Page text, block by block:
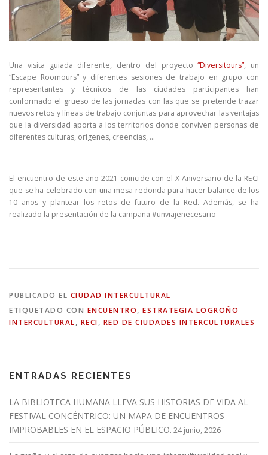
Una visita guiada diferente, dentro del proyecto“Diversitours”, un
“Escape Roomours” y diferentes sesiones de trabajo en grupo con
representantes y técnicos de las ciudades participantes han
conformado el grueso de las jornadas con las que se pretende trazar
nuevos retos y líneas de trabajo conjuntas para aprovechar las ventajas
que la diversidad aporta a los territorios donde conviven personas de
diferentes culturas, orígenes, creencias, …
El encuentro de este año 2021 coincide con el X Aniversario de la RECI
que se ha celebrado con una mesa redonda para hacer balance de los
10 años y plantear los retos de futuro de la Red. Además, se ha
realizado la presentación de la campaña #unviajenecesario
PUBLICADO EL CIUDAD INTERCULTURAL
ETIQUETADO CON ENCUENTRO, ESTRATEGIA LOGROÑO
INTERCULTURAL, RECI, RED DE CIUDADES INTERCULTURALES
ENTRADAS RECIENTES
LA BIBLIOTECA HUMANA LLEVA SUS HISTORIAS DE VIDA AL
FESTIVAL CONCÉNTRICO: UN MAPA DE ENCUENTROS
IMPROBABLES EN EL ESPACIO PÚBLICO. 24 junio, 2026